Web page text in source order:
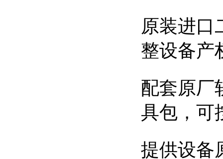
原装进口
整设备产
配套原厂
具包，可
提供设备